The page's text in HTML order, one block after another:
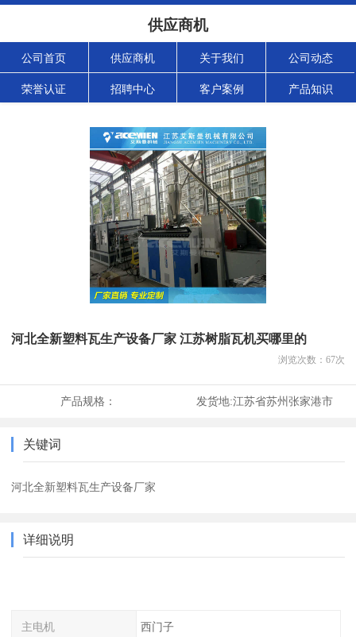
供应商机
公司首页 供应商机 关于我们 公司动态
荣誉认证 招聘中心 客户案例 产品知识
河北全新塑料瓦生产设备厂家 江苏树脂瓦机买哪里的
浏览次数： 67次
产品规格： 发货地:江苏省苏州张家港市
关键词
河北全新塑料瓦生产设备厂家
详细说明
主电机 西门子